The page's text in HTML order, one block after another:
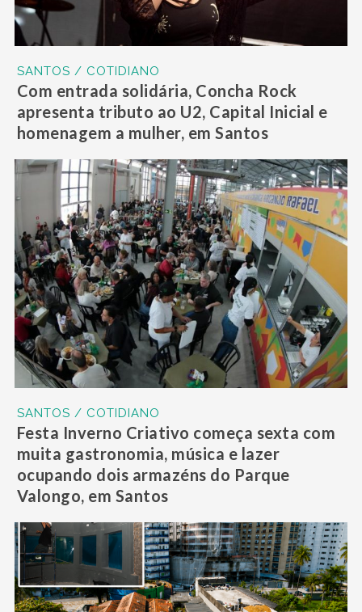
SANTOS / COTIDIANO
Com entrada solidária, Concha Rock
apresenta tributo ao U2, Capital Inicial e
homenagem a mulher, em Santos
SANTOS / COTIDIANO
Festa Inverno Criativo começa sexta com
muita gastronomia, música e lazer
ocupando dois armazéns do Parque
Valongo, em Santos